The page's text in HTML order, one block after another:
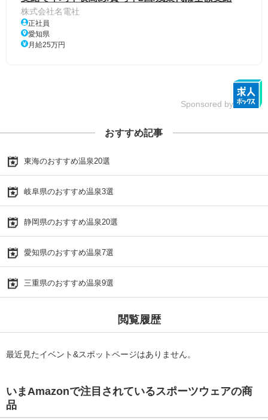
株式会社名電社
正社員
愛知県
月給25万円
Sponsored by
おすすめ記事
東海のおすすめ温泉20選
岐阜県のおすすめ温泉3選
静岡県のおすすめ温泉20選
愛知県のおすすめ温泉7選
三重県のおすすめ温泉9選
閲覧履歴
最近見たイベント&スポットページはありません。
いまAmazonで注目されているスポーツウェアの商
品